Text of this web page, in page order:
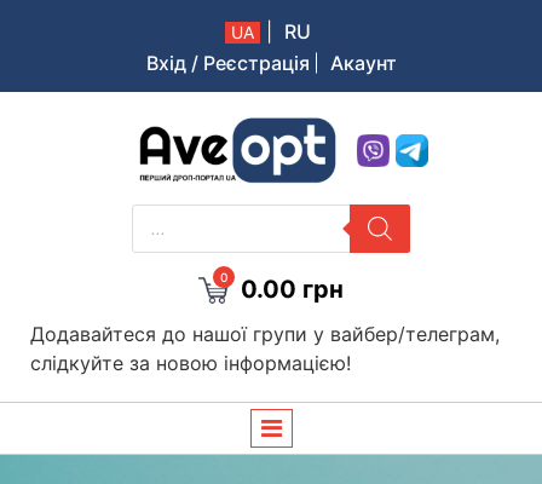
UA
RU
Вхід / Реєстрація
Акаунт
Aveopt – оптова дропшипінг платформа в Україні
PRODUCTS
SEARCH
0 0.00 грн
Додавайтеся до нашої групи у вайбер/телеграм,
слідкуйте за новою інформацією!